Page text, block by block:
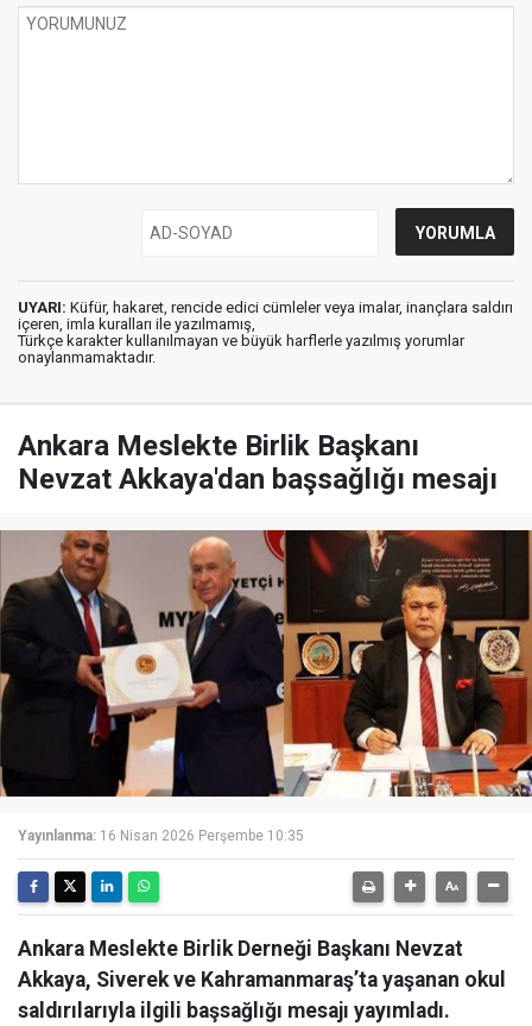
UYARI: Küfür, hakaret, rencide edici cümleler veya imalar, inançlara saldırı
içeren, imla kuralları ile yazılmamış,
Türkçe karakter kullanılmayan ve büyük harflerle yazılmış yorumlar
onaylanmamaktadır.
Ankara Meslekte Birlik Başkanı
Nevzat Akkaya'dan başsağlığı mesajı
Yayınlanma: 16 Nisan 2026 Perşembe 10:35
Ankara Meslekte Birlik Derneği Başkanı Nevzat
Akkaya, Siverek ve Kahramanmaraş’ta yaşanan okul
saldırılarıyla ilgili başsağlığı mesajı yayımladı.